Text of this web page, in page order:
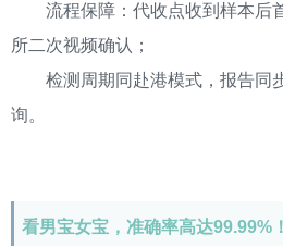
流程保障：代收点收到样本后
所二次视频确认；
检测周期同赴港模式，报告同
询。
看男宝女宝，准确率高达99.99%！